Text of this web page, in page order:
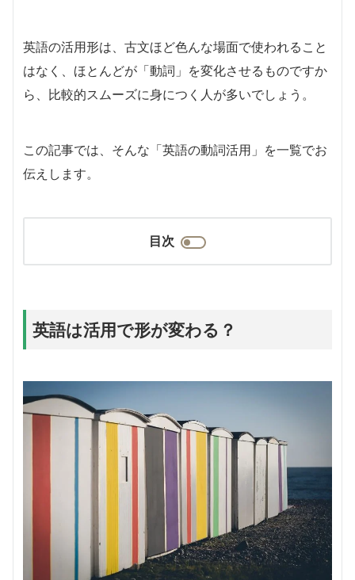
英語の活用形は、古文ほど色んな場面で使われること
はなく、ほとんどが「動詞」を変化させるものですか
ら、比較的スムーズに身につく人が多いでしょう。
この記事では、そんな「英語の動詞活用」を一覧でお
伝えします。
目次
英語は活用で形が変わる？